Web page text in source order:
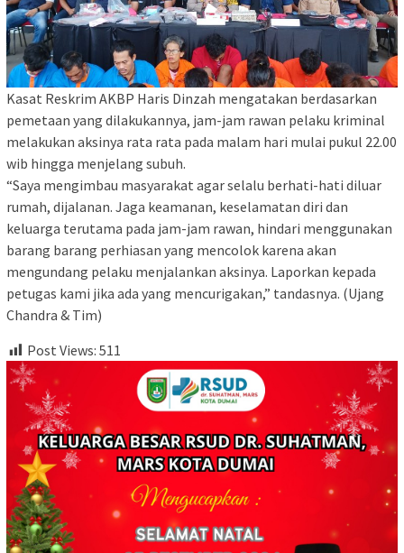
Kasat Reskrim AKBP Haris Dinzah mengatakan berdasarkan
pemetaan yang dilakukannya, jam-jam rawan pelaku kriminal
melakukan aksinya rata rata pada malam hari mulai pukul 22.00
wib hingga menjelang subuh.
“Saya mengimbau masyarakat agar selalu berhati-hati diluar
rumah, dijalanan. Jaga keamanan, keselamatan diri dan
keluarga terutama pada jam-jam rawan, hindari menggunakan
barang barang perhiasan yang mencolok karena akan
mengundang pelaku menjalankan aksinya. Laporkan kepada
petugas kami jika ada yang mencurigakan,” tandasnya. (Ujang
Chandra & Tim)
Post Views: 511